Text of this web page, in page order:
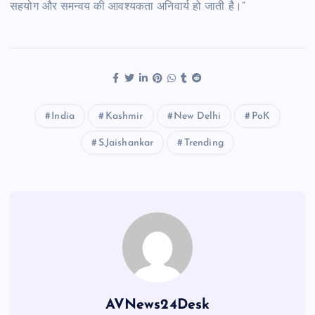
सहयोग और समन्वय की आवश्यकता अनिवार्य हो जाती है।”
India Kashmir New Delhi PoK
S.Jaishankar Trending
AVNews24Desk